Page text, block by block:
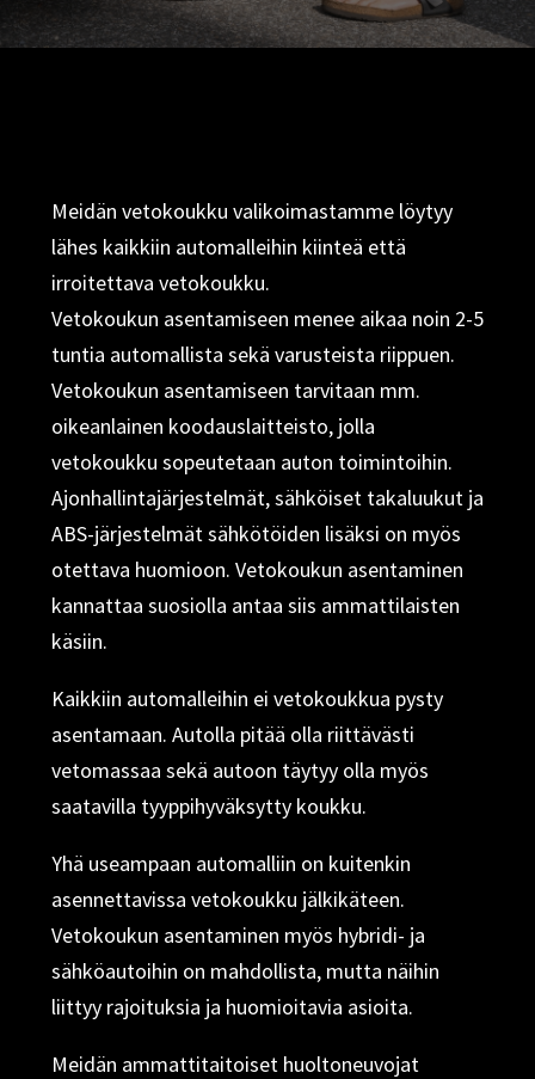
Meidän vetokoukku valikoimastamme löytyy
lähes kaikkiin automalleihin kiinteä että
irroitettava vetokoukku.
Vetokoukun asentamiseen menee aikaa noin 2-5
tuntia automallista sekä varusteista riippuen.
Vetokoukun asentamiseen tarvitaan mm.
oikeanlainen koodauslaitteisto, jolla
vetokoukku sopeutetaan auton toimintoihin.
Ajonhallintajärjestelmät, sähköiset takaluukut ja
ABS-järjestelmät sähkötöiden lisäksi on myös
otettava huomioon. Vetokoukun asentaminen
kannattaa suosiolla antaa siis ammattilaisten
käsiin.
Kaikkiin automalleihin ei vetokoukkua pysty
asentamaan. Autolla pitää olla riittävästi
vetomassaa sekä autoon täytyy olla myös
saatavilla tyyppihyväksytty koukku.
Yhä useampaan automalliin on kuitenkin
asennettavissa vetokoukku jälkikäteen.
Vetokoukun asentaminen myös hybridi- ja
sähköautoihin on mahdollista, mutta näihin
liittyy rajoituksia ja huomioitavia asioita.
Meidän ammattitaitoiset huoltoneuvojat